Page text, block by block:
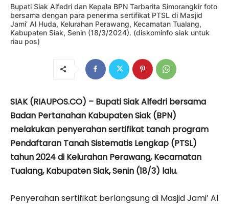
Bupati Siak Alfedri dan Kepala BPN Tarbarita Simorangkir foto
bersama dengan para penerima sertifikat PTSL di Masjid
Jami’ Al Huda, Kelurahan Perawang, Kecamatan Tualang,
Kabupaten Siak, Senin (18/3/2024). (diskominfo siak untuk
riau pos)
SIAK (RIAUPOS.CO) – Bupati Siak Alfedri bersama
Badan Pertanahan Kabupaten Siak (BPN)
melakukan penyerahan sertifikat tanah program
Pendaftaran Tanah Sistematis Lengkap (PTSL)
tahun 2024 di Kelurahan Perawang, Kecamatan
Tualang, Kabupaten Siak, Senin (18/3) lalu.
Penyerahan sertifikat berlangsung di Masjid Jami’ Al